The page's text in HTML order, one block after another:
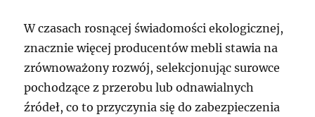
W czasach rosnącej świadomości ekologicznej,
znacznie więcej producentów mebli stawia na
zrównoważony rozwój, selekcjonując surowce
pochodzące z przerobu lub odnawialnych
źródeł, co to przyczynia się do zabezpieczenia